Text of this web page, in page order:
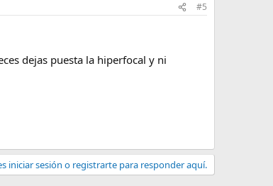
#5
dejas puesta la hiperfocal y ni
iniciar sesión o registrarte para responder aquí.